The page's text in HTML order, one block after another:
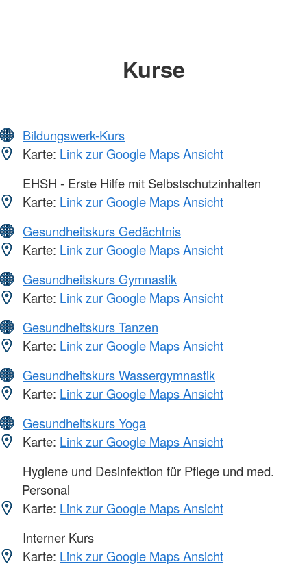
Kurse
Bildungswerk-Kurs
Karte: Link zur Google Maps Ansicht
EHSH - Erste Hilfe mit Selbstschutzinhalten
Karte: Link zur Google Maps Ansicht
Gesundheitskurs Gedächtnis
Karte: Link zur Google Maps Ansicht
Gesundheitskurs Gymnastik
Karte: Link zur Google Maps Ansicht
Gesundheitskurs Tanzen
Karte: Link zur Google Maps Ansicht
Gesundheitskurs Wassergymnastik
Karte: Link zur Google Maps Ansicht
Gesundheitskurs Yoga
Karte: Link zur Google Maps Ansicht
Hygiene und Desinfektion für Pflege und med.
Personal
Karte: Link zur Google Maps Ansicht
Interner Kurs
Karte: Link zur Google Maps Ansicht